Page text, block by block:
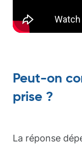
Peut-on
prise ?
La réponse